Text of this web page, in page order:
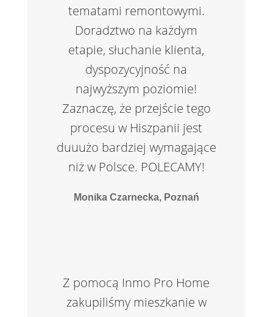
tematami remontowymi.
Doradztwo na każdym
etapie, słuchanie klienta,
dyspozycyjność na
najwyższym poziomie!
Zaznaczę, że przejście tego
procesu w Hiszpanii jest
duuużo bardziej wymagające
niż w Polsce. POLECAMY!
Monika Czarnecka, Poznań
Z pomocą Inmo Pro Home
zakupiliśmy mieszkanie w